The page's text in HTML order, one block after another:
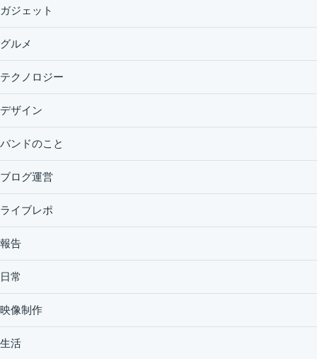
ガジェット
グルメ
テクノロジー
デザイン
バンドのこと
ブログ運営
ライブレポ
報告
日常
映像制作
生活